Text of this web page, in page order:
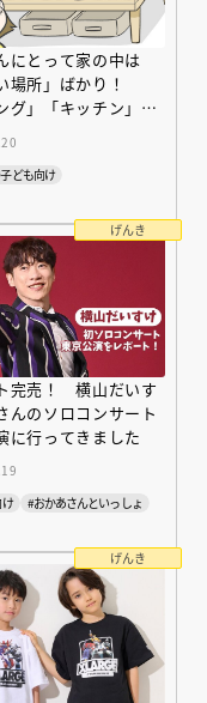
にとって家の中は
場所」ばかり！
グ」「キッチン」
ども向け
げんき
完売！ 横山だいす
んのソロコンサート
に行ってきました
#おかあさんといっしょ
げんき